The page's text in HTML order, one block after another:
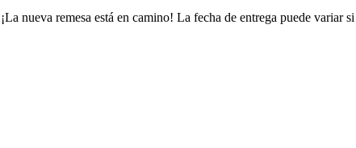
nueva remesa está en camino! La fecha de entrega puede variar